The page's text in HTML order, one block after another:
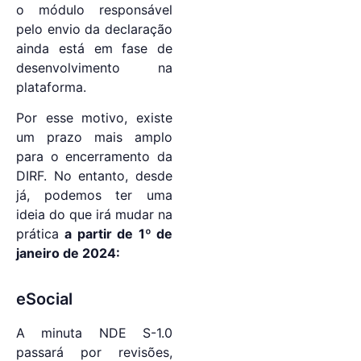
o módulo responsável
pelo envio da declaração
ainda está em fase de
desenvolvimento na
plataforma.
Por esse motivo, existe
um prazo mais amplo
para o encerramento da
DIRF. No entanto, desde
já, podemos ter uma
ideia do que irá mudar na
práticaa partir de 1º de
janeiro de 2024:
eSocial
A minuta NDE S-1.0
passará por revisões,